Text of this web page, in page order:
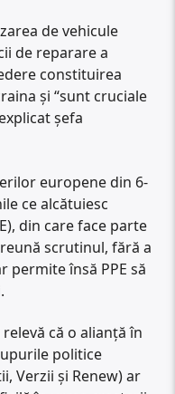
de vehicule
de reparare a
constituirea
şi “sunt cruciale
şefa
europene din 6-
ce alcătuiesc
din care face parte
scrutinul, fără a
permite însă PPE să
că o alianţă în
politice
Verzii şi Renew) ar